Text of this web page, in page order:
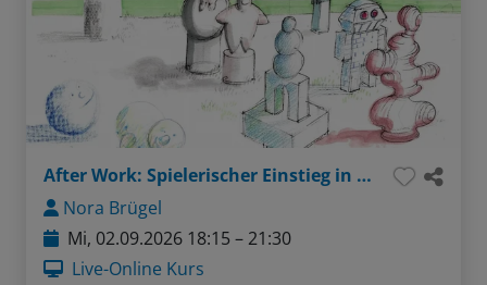
After Work: Spielerischer Einstieg in plastisches Zeichnen
Nora Brügel
Mi, 02.09.2026 18:15 – 21:30
Live-Online Kurs